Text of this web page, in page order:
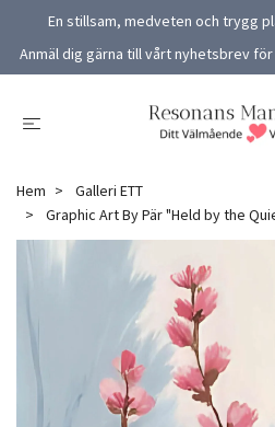
En stillsam, medveten och trygg
Anmäl dig gärna till vårt nyhetsbrev
Hem
Galleri ETT
Graphic Art By Pär "Held by the